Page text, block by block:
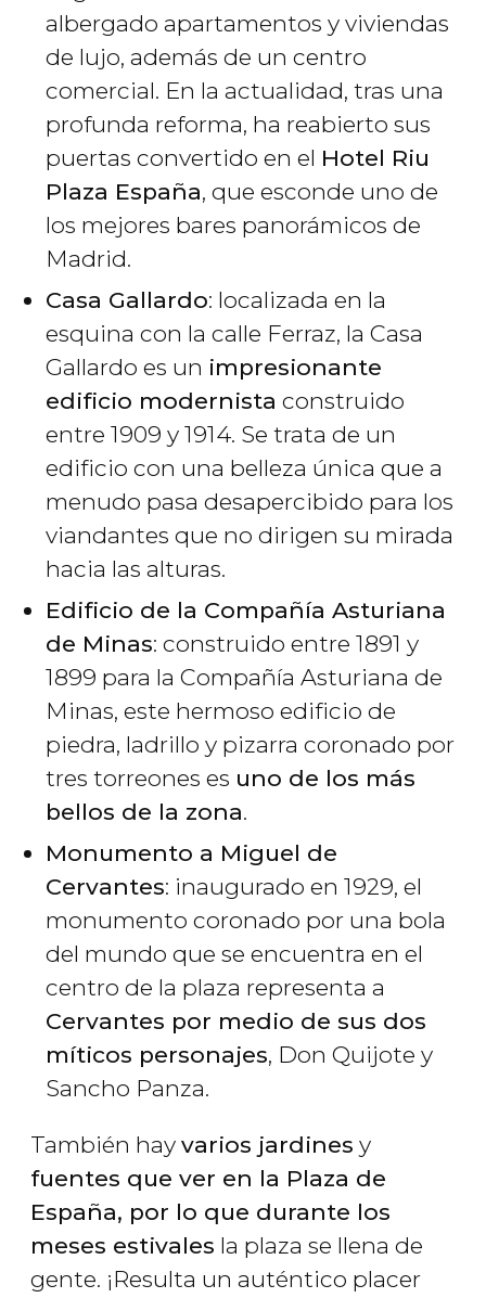
albergado apartamentos y viviendas
de lujo, además de un centro
comercial. En la actualidad, tras una
profunda reforma, ha reabierto sus
puertas convertido en el Hotel Riu
Plaza España, que esconde uno de
los mejores bares panorámicos de
Madrid.
Casa Gallardo: localizada en la
esquina con la calle Ferraz, la Casa
Gallardo es un impresionante
edificio modernista construido
entre 1909 y 1914. Se trata de un
edificio con una belleza única que a
menudo pasa desapercibido para los
viandantes que no dirigen su mirada
hacia las alturas.
Edificio de la Compañía Asturiana
de Minas: construido entre 1891 y
1899 para la Compañía Asturiana de
Minas, este hermoso edificio de
piedra, ladrillo y pizarra coronado por
tres torreones es uno de los más
bellos de la zona.
Monumento a Miguel de
Cervantes: inaugurado en 1929, el
monumento coronado por una bola
del mundo que se encuentra en el
centro de la plaza representa a
Cervantes por medio de sus dos
míticos personajes, Don Quijote y
Sancho Panza.
También hay varios jardines y
fuentes que ver en la Plaza de
España, por lo que durante los
meses estivales la plaza se llena de
gente. ¡Resulta un auténtico placer